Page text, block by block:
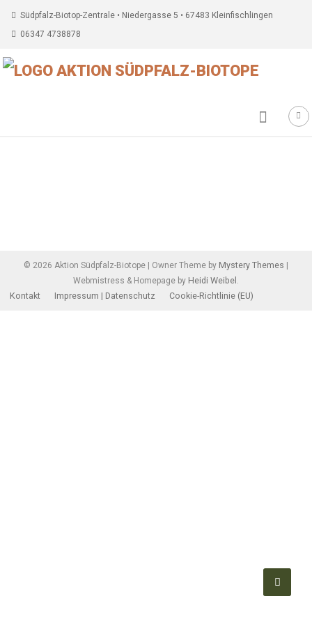
Südpfalz-Biotop-Zentrale • Niedergasse 5 • 67483 Kleinfischlingen
06347 4738878
© 2026 Aktion Südpfalz-Biotope Owner Theme by Mystery Themes
Webmistress & Homepage by Heidi Weibel .
Kontakt Impressum | Datenschutz Cookie-Richtlinie (EU)